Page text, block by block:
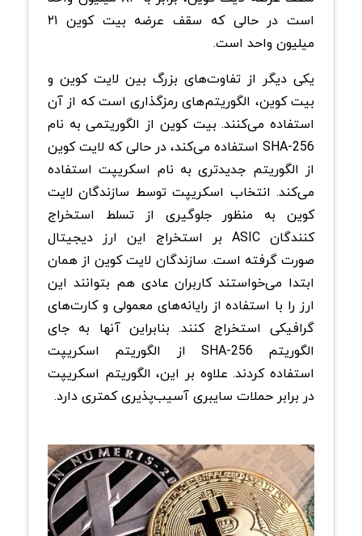
است در حالی که سقف عرضه‌ بیت کوین ۲۱
میلیون واحد است.
یکی دیگر از تفاوت‌های بزرگ بین لایت کوین و
بیت کوین، الگوریتم‌های رمزگذاری است که از آن
استفاده می‌کنند. بیت کوین از الگوریتمی به نام
SHA-256 استفاده می‌کند، در حالی که لایت کوین
از الگوریتم جدیدتری به نام اسکریپت استفاده
می‌کند. انتخاب اسکریپت توسط سازندگان لایت
کوین به منظور جلوگیری از تسلط استخراج
کنندگان ASIC بر استخراج این ارز دیجیتال
صورت گرفته است. سازندگان لایت کوین از همان
ابتدا می‌خواستند کاربران عادی هم بتوانند این
ارز را با استفاده از رایانه‌های معمولی و کارت‌های
گرافیکی استخراج کنند. بنابراین آنها به جای
الگوریتم SHA-256 از الگوریتم اسکریپت
استفاده کردند. علاوه بر این، الگوریتم اسکریپت
در برابر حملات سایبری آسیب‌پذیری کمتری دارد.